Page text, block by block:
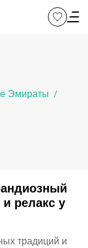
Эмираты /
релакс у
традиций и